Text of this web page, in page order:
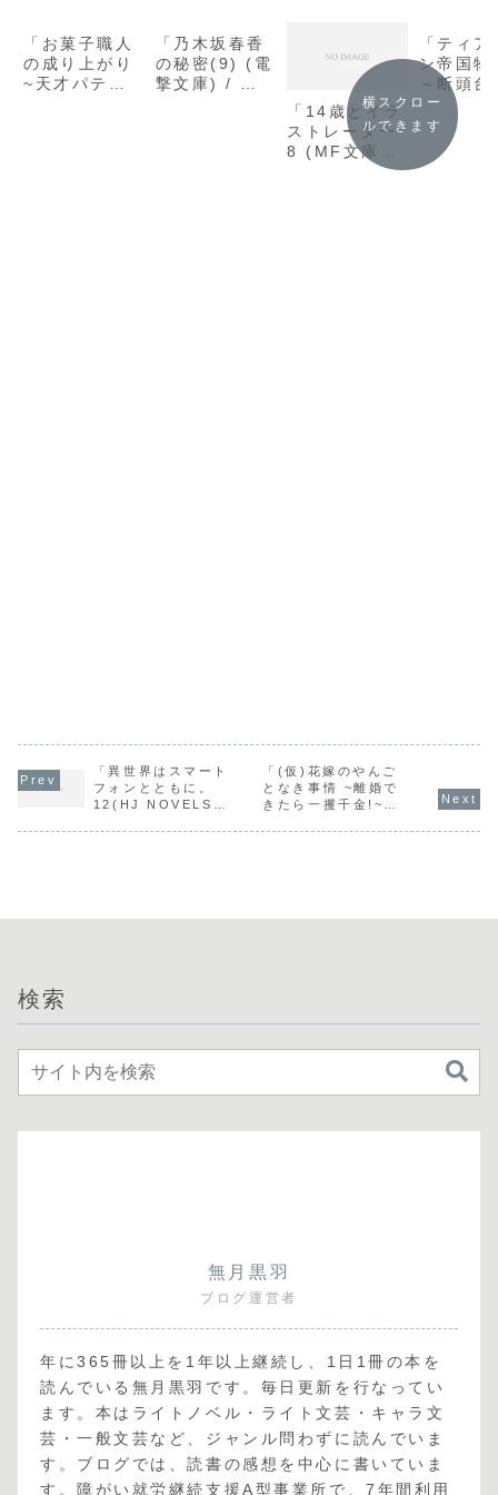
「お菓子職人
の成り上がり
~天才パティ
「乃木坂春香
の秘密(9) (電
撃文庫) / 五
「14歳とイラ
ストレーター
8 (MF文庫J)
/ むらさきゆ
「ティ
ン帝国物
～断頭台
始まる、
転生逆転
ーリー
望」の感
横スクロー
ルできます
「異世界はスマート
フォンとともに。
12(HJ NOVELS) /
「(仮)花嫁のやんご
となき事情 ~離婚で
きたら一攫千金!~
検索
無月黒羽
ブログ運営者
年に365冊以上を1年以上継続し、1日1冊の本を
読んでいる無月黒羽です。毎日更新を行なってい
ます。本はライトノベル・ライト文芸・キャラ文
芸・一般文芸など、ジャンル問わずに読んでいま
す。ブログでは、読書の感想を中心に書いていま
す。障がい就労継続支援A型事業所で、7年間利用